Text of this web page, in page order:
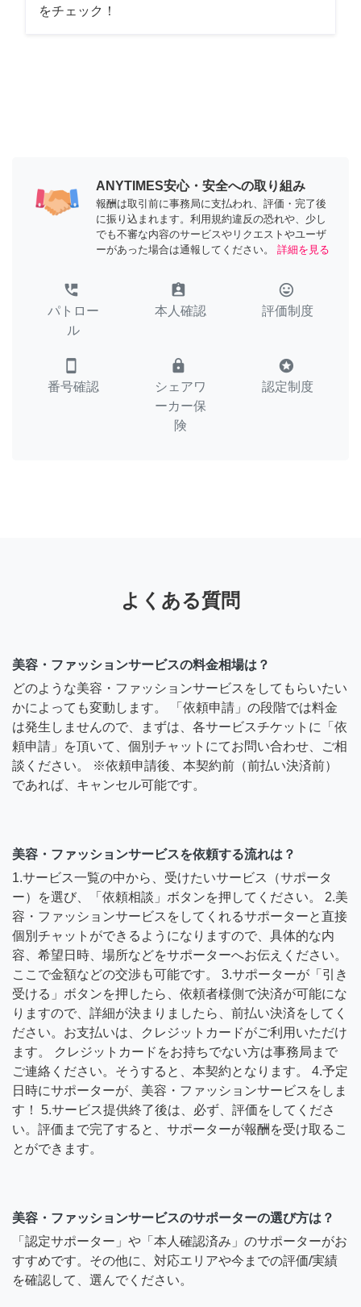
をチェック！
ANYTIMES安心・安全への取り組み
報酬は取引前に事務局に支払われ、評価・完了後
に振り込まれます。利用規約違反の恐れや、少し
でも不審な内容のサービスやリクエストやユーザ
ーがあった場合は通報してください。
詳細を見る
perm_phone_msg
パトロー
ル
assignment_ind
本人確認
tag_faces
評価制度
smartphone
番号確認
lock
シェアワ
ーカー保
険
stars
認定制度
よくある質問
美容・ファッションサービスの料金相場は？
どのような美容・ファッションサービスをしてもらいたい
かによっても変動します。 「依頼申請」の段階では料金
は発生しませんので、まずは、各サービスチケットに「依
頼申請」を頂いて、個別チャットにてお問い合わせ、ご相
談ください。 ※依頼申請後、本契約前（前払い決済前）
であれば、キャンセル可能です。
美容・ファッションサービスを依頼する流れは？
1.サービス一覧の中から、受けたいサービス（サポータ
ー）を選び、「依頼相談」ボタンを押してください。 2.美
容・ファッションサービスをしてくれるサポーターと直接
個別チャットができるようになりますので、具体的な内
容、希望日時、場所などをサポーターへお伝えください。
ここで金額などの交渉も可能です。 3.サポーターが「引き
受ける」ボタンを押したら、依頼者様側で決済が可能にな
りますので、詳細が決まりましたら、前払い決済をしてく
ださい。お支払いは、クレジットカードがご利用いただけ
ます。 クレジットカードをお持ちでない方は事務局まで
ご連絡ください。そうすると、本契約となります。 4.予定
日時にサポーターが、美容・ファッションサービスをしま
す！ 5.サービス提供終了後は、必ず、評価をしてくださ
い。評価まで完了すると、サポーターが報酬を受け取るこ
とができます。
美容・ファッションサービスのサポーターの選び方は？
「認定サポーター」や「本人確認済み」のサポーターがお
すすめです。その他に、対応エリアや今までの評価/実績
を確認して、選んでください。